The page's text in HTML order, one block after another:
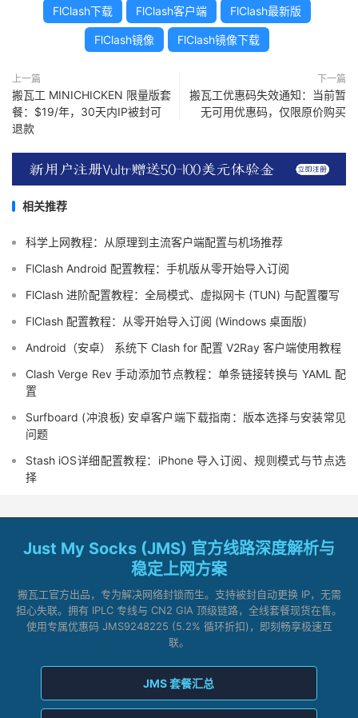
FlClash下载 FlClash客户端 FlClash最新版
FlClash镜像 FlClash镜像下载
上一篇
搬瓦工 MINICHICKEN 限量版套
餐：$19/年，30天内IP被封可
退款
下一篇
搬瓦工优惠码失效通知：当前暂
无可用优惠码，仅限原价购买
相关推荐
科学上网教程：从原理到主流客户端配置与机场推荐
FlClash Android 配置教程：手机版从零开始导入订阅
FlClash 进阶配置教程：全局模式、虚拟网卡 (TUN) 与配置覆写
FlClash 配置教程：从零开始导入订阅 (Windows 桌面版)
Android（安卓） 系统下 Clash for 配置 V2Ray 客户端使用教程
Clash Verge Rev 手动添加节点教程：单条链接转换与 YAML 配
置
Surfboard (冲浪板) 安卓客户端下载指南：版本选择与安装常见
问题
Stash iOS详细配置教程：iPhone 导入订阅、规则模式与节点选
择
Just My Socks (JMS) 官方线路深度解析与
稳定上网方案
搬瓦工官方出品，专为解决网络封锁而生。支持被封自动更换 IP，无需
担心失联。拥有 IPLC 专线与 CN2 GIA 顶级链路，全线套餐现货在售。
使用专属优惠码 JMS9248225 (5.2% 循环折扣)，即刻畅享极速互
联。
JMS 套餐汇总